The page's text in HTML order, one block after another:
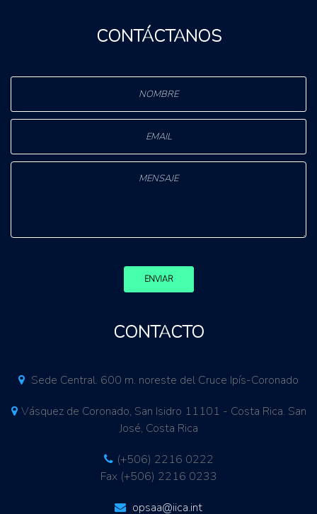
CONTÁCTANOS
ENVIAR
CONTACTO
Sede Central. 600 m. noreste del Cruce Ipís-Coronado
Vásquez de Coronado, San Isidro 11101 - Costa Rica. San
José, Costa Rica
(+506) 2216 0222
Fax (+506) 2216 0233
opsaa@iica.int